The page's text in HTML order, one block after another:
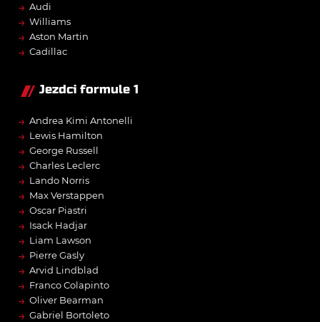
→ Audi
→ Williams
→ Aston Martin
→ Cadillac
Jezdci formule 1
→ Andrea Kimi Antonelli
→ Lewis Hamilton
→ George Russell
→ Charles Leclerc
→ Lando Norris
→ Max Verstappen
→ Oscar Piastri
→ Isack Hadjar
→ Liam Lawson
→ Pierre Gasly
→ Arvid Lindblad
→ Franco Colapinto
→ Oliver Bearman
→ Gabriel Bortoleto